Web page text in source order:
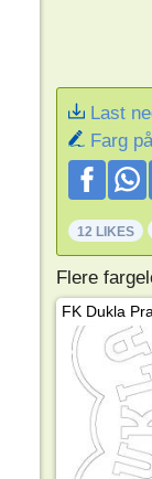
Last
Farg
12 LIKES
Flere
FK Dukla